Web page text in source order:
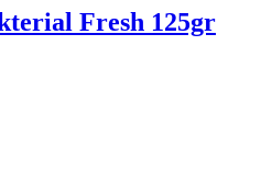
Fresh 125gr